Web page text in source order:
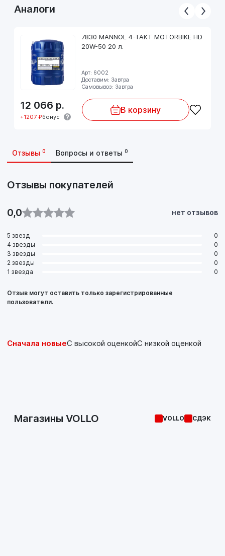
Аналоги
7830 MANNOL 4-TAKT MOTORBIKE HD
20W-50 20 л.
Арт: 6002
Доставим: Завтра
Самовывоз: Завтра
12 066 р.
+1207 ₽бонус
В корзину
Отзывы 0 Вопросы и ответы 0
Отзывы покупателей
0,0 нет отзывов
5 звезд
0
4 звезды
0
3 звезды
0
2 звезды
0
1 звезда
0
Отзыв могут оставить только зарегистрированные
пользователи.
Сначала новыеС высокой оценкойС низкой оценкой
Магазины VOLLO VOLLO СДЭК